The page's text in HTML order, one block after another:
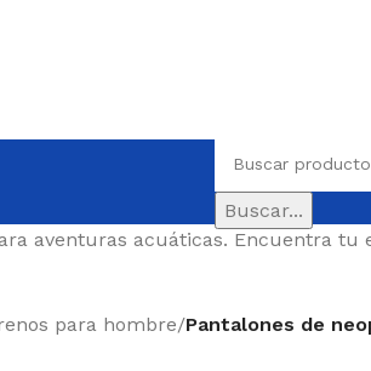
Buscar...
aventuras acuáticas. Encuentra tu
para hombre/Pantalones de